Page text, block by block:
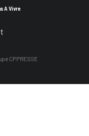
A Vivre
CPPRESSE